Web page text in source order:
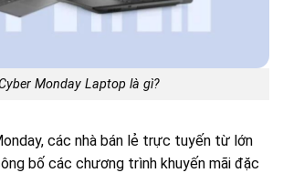
Monday Laptop là gì?
các nhà bán lẻ trực tuyến từ lớn
bố các chương trình khuyến mãi đặc